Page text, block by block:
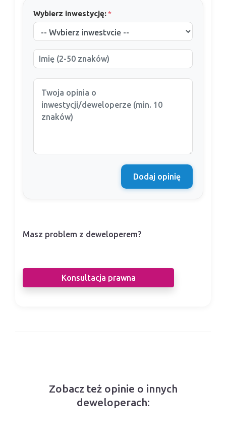
Wybierz inwestycję:*
Dodaj opinię
Masz problem z deweloperem?
Konsultacja prawna
Zobacz też opinie o innych
deweloperach: